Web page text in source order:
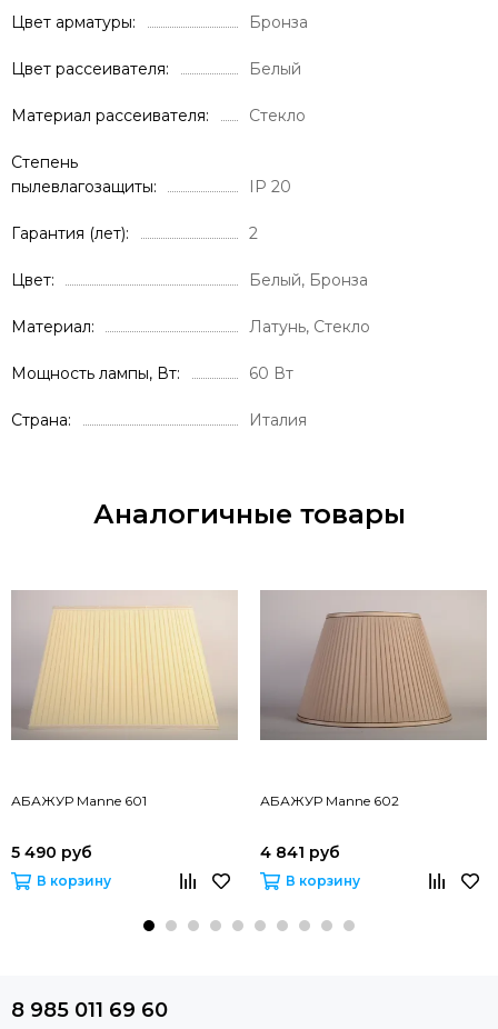
Цвет арматуры Бронза
Цвет рассеивателя Белый
Материал рассеивателя Стекло
Степень
пылевлагозащиты
IP 20
Гарантия (лет) 2
Цвет Белый, Бронза
Материал Латунь, Стекло
Мощность лампы, Вт 60 Вт
Страна Италия
Аналогичные товары
АБАЖУР Manne 601
5 490 руб
В корзину
АБАЖУР Manne 602
4 841 руб
В корзину
8 985 011 69 60